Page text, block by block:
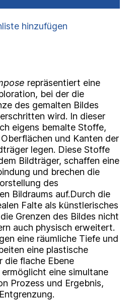
hinzufügen
repräsentiert eine
bei der die
des gemalten Bildes
wird. In dieser
eigens bemalte Stoffe,
und Kanten der
legen. Diese Stoffe
Bildträger, schaffen eine
und brechen die
des
Bildraums auf.Durch die
Falte als künstlerisches
Grenzen des Bildes nicht
auch physisch erweitert.
eine räumliche Tiefe und
eine plastische
die flache Ebene
eine simultane
Prozess und Ergebnis,